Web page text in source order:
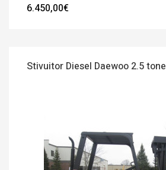
6.450,00€
Stivuitor Diesel Daewoo 2.5 tone